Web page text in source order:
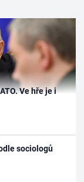
Ve hře je i
sociologů